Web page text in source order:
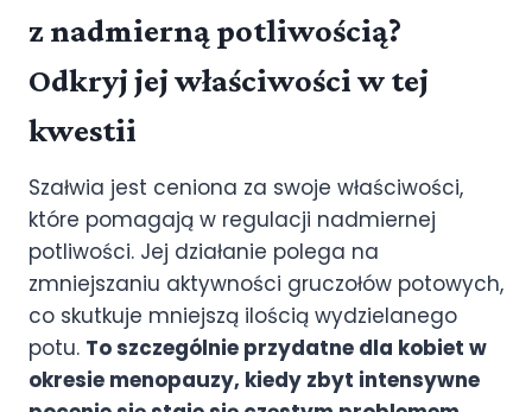
z nadmierną potliwością?
Odkryj jej właściwości w tej
kwestii
Szałwia jest ceniona za swoje właściwości,
które pomagają w regulacji nadmiernej
potliwości. Jej działanie polega na
zmniejszaniu aktywności gruczołów potowych,
co skutkuje mniejszą ilością wydzielanego
potu. To szczególnie przydatne dla kobiet w
okresie menopauzy, kiedy zbyt intensywne